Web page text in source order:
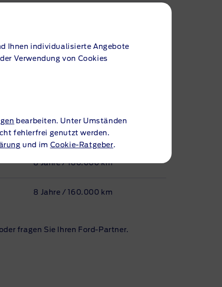
Ihnen individualisierte Angebote
Verwendung von Cookies
bearbeiten. Unter Umständen
fehlerfrei genutzt werden.
und im Cookie-Ratgeber.
8 Jahre / 160.000 km
8 Jahre / 160.000 km
8 Jahre / 160.000 km
8 Jahre / 160.000 km
fragen Sie Ihren Ford-Partner.